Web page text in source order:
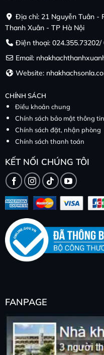
Địa chỉ: 21 Nguyễn Tuân -
Thanh Xuân - TP Hà Nội
Điện thoại: 024.355.73202/
Email:
Website:
CHÍNH SÁCH
Điều khoản chung
Chính sách bảo mật thông tin
Chính sách đặt, nhận phòng
Chính sách thanh toán
KẾT NỐI CHÚNG TÔI
FANPAGE